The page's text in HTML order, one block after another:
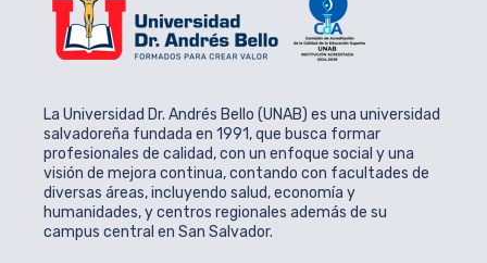
La Universidad Dr. Andrés Bello (UNAB) es una universidad
salvadoreña fundada en 1991, que busca formar
profesionales de calidad, con un enfoque social y una
visión de mejora continua, contando con facultades de
diversas áreas, incluyendo salud, economía y
humanidades, y centros regionales además de su
campus central en San Salvador.